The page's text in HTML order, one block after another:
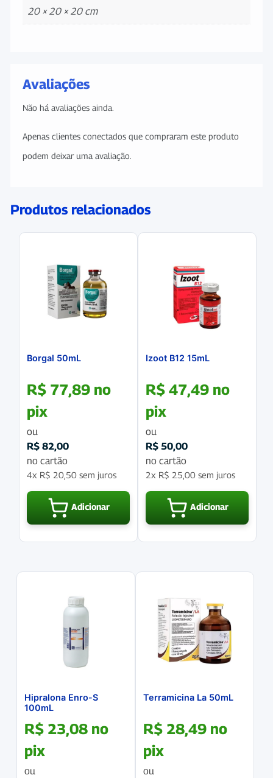
20 × 20 × 20 cm
Avaliações
Não há avaliações ainda.
Apenas clientes conectados que compraram este produto
podem deixar uma avaliação.
Produtos relacionados
Borgal 50mL
R$ 77,89 no
pix
ou
R$ 82,00
no cartão
4x R$ 20,50 sem juros
Adicionar
Izoot B12 15mL
R$ 47,49 no
pix
ou
R$ 50,00
no cartão
2x R$ 25,00 sem juros
Adicionar
Hipralona Enro-S
100mL
R$ 23,08 no
pix
ou
Terramicina La 50mL
R$ 28,49 no
pix
ou